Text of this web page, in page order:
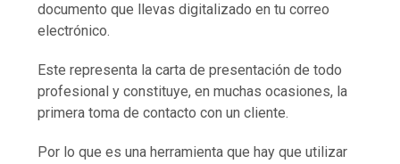
documento que llevas digitalizado en tu correo
electrónico.
Este representa la carta de presentación de todo
profesional y constituye, en muchas ocasiones, la
primera toma de contacto con un cliente.
Por lo que es una herramienta que hay que utilizar